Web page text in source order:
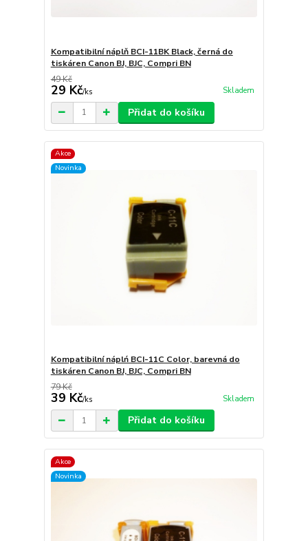
Kompatibilní náplň BCI-11BK Black, černá do
tiskáren Canon BJ, BJC, Compri BN
49 Kč
29 Kč/ks Skladem
Přidat do košíku
Akce
Novinka
Kompatibilní náplń BCI-11C Color, barevná do
tiskáren Canon BJ, BJC, Compri BN
79 Kč
39 Kč/ks Skladem
Přidat do košíku
Akce
Novinka